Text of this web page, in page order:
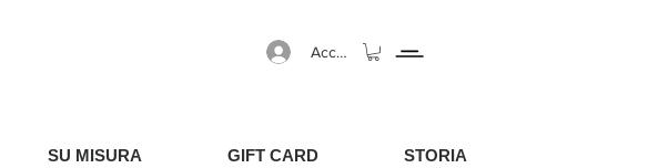
Accedi
SU MISURA GIFT CARD STORIA